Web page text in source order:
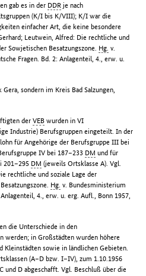
gab es in der DDR je nach
(K/I bis K/VIII); K/I war die
einfacher Art, die keine besondere
Leutwein, Alfred: Die rechtliche und
Sowjetischen Besatzungszone. Hg. v.
Fragen. Bd. 2: Anlagenteil, 4., erw. u.
sondern im Kreis Bad Salzungen,
derVEB wurden in VI
Industrie) Berufsgruppen eingeteilt. In der
für Angehörige der Berufsgruppe III bei
IV bei 187–233 DM und für
201–295 DM (jeweils Ortsklasse A). Vgl.
rechtliche und soziale Lage der
Hg. v. Bundesministerium
4., erw. u. erg. Aufl., Bonn 1957,
die Unterschiede in den
werden; in Großstädten wurden höhere
Kleinstädten sowie in ländlichen Gebieten.
(A–D bzw. I–IV), zum 1.10.1956
und D abgeschafft. Vgl. Beschluß über die